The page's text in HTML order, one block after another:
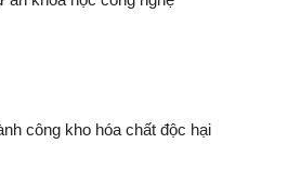
công kho hóa chất độc hại